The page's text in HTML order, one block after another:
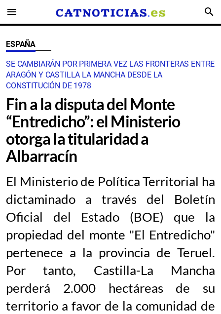
menu search
ESPAÑA
SE CAMBIARÁN POR PRIMERA VEZ LAS FRONTERAS ENTRE
ARAGÓN Y CASTILLA LA MANCHA DESDE LA
CONSTITUCIÓN DE 1978
Fin a la disputa del Monte
“Entredicho”: el Ministerio
otorga la titularidad a
Albarracín
El Ministerio de Política Territorial ha
dictaminado a través del Boletín
Oficial del Estado (BOE) que la
propiedad del monte "El Entredicho"
pertenece a la provincia de Teruel.
Por tanto, Castilla-La Mancha
perderá 2.000 hectáreas de su
territorio a favor de la comunidad de